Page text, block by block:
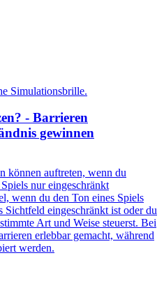
- Barrieren
gewinnen
können auftreten, wenn du
nur eingeschränkt
wenn du den Ton eines Spiels
Sichtfeld eingeschränkt ist oder du
Art und Weise steuerst. Bei
erlebbar gemacht, während
werden.